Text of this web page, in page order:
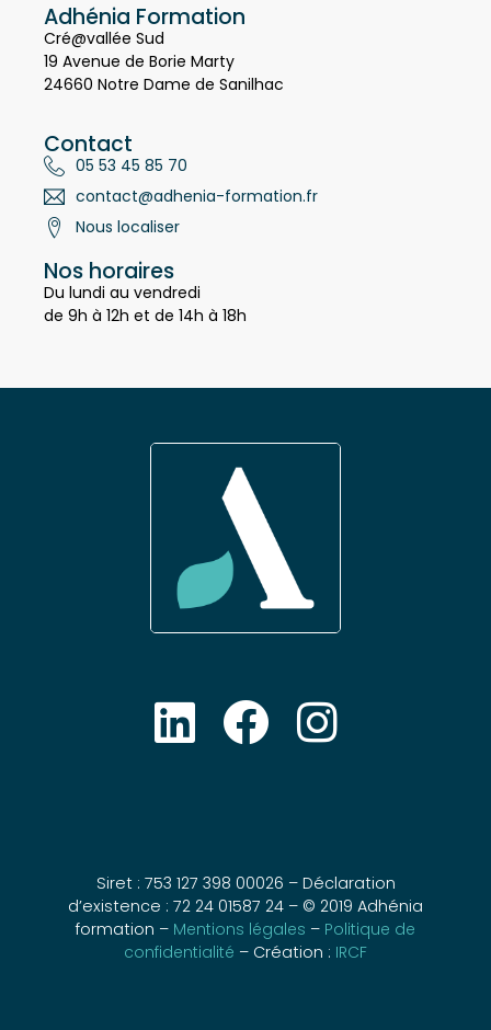
Adhénia Formation
Cré@vallée Sud
19 Avenue de Borie Marty
Contact
05 53 45 85 70
contact@adhenia-formation.fr
Nos horaires
Du lundi au vendredi
Siret : 753 127 398 00026 – Déclaration
d’existence : 72 24 01587 24 – © 2019 Adhénia
formation –Mentions légales– Politique de